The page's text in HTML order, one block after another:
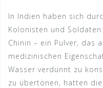
In Indien haben sich
Kolonisten und
Chinin – ein Pulver, das
medizinischen
Wasser verdünnt zu
zu übertönen, hatten